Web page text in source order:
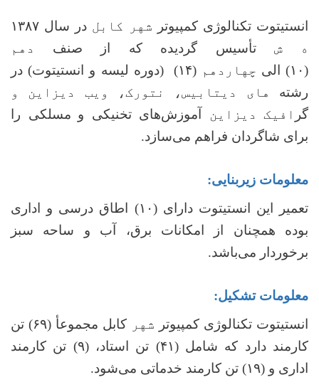
انستیتوت تکنالوژی کمپیوتر شهر کابل در سال ۱۳۸۷
ه شتأسیس گردیده که از صنف
دهم
(۱۰) الی چهاردهم (۱۴) (دوره لیسه و انستیتوت) در
رشته
های دیتابیس، نتورک، ویب دیزاین و
گر افیک دیزاین آموزش‌های تخنیکی و مسلکی را
برای شاگردان فراهم‌ می‌سازد.
معلومات زیربنایی:
تعمیر این انستیتوت دارای(۱۰)
اطاق درسی و اداری
بوده همچنان از امکانات برق، آب و ساحه سبز
برخوردار می‌باشد.
معلومات تشکیل:
انستیتوت تکنالوژی کمپیوتر شهر
کابل مجموعأ (۶۹) تن
کارمند دارد که شامل (۴۱) تن استاد، (۹) تن کارمند
اداری و (۱۹) تن کارمند خدماتی می‌شود.